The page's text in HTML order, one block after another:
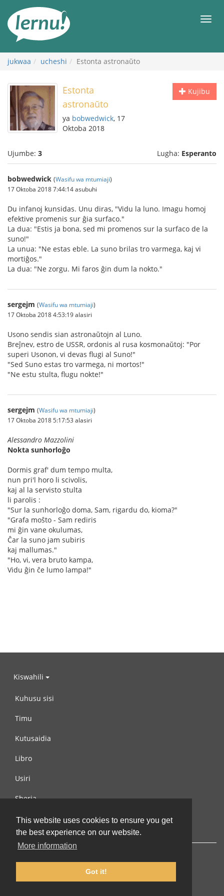
This website uses cookies to ensure you get
the best experience on our website.
More information
Got it!
maudhui
jukwaa ucheshi Estonta astronaŭto
Kujibu
Estonta
astronaŭto
ya bobwedwick, 17
Oktoba 2018
Ujumbe: 3 Lugha: Esperanto
bobwedwick (Wasifu wa mtumiaji)
17 Oktoba 2018 7:44:14 asubuhi
Du infanoj kunsidas. Unu diras, "Vidu la luno. Imagu homoj
efektive promenis sur ĝia surfaco."
La dua: "Estis ja bona, sed mi promenos sur la surfaco de la
suno!"
La unua: "Ne estas eble. La suno brilas tro varmega, kaj vi
mortiĝos."
La dua: "Ne zorgu. Mi faros ĝin dum la nokto."
sergejm (Wasifu wa mtumiaji)
17 Oktoba 2018 4:53:19 alasiri
Usono sendis sian astronaŭtojn al Luno.
Breĵnev, estro de USSR, ordonis al rusa kosmonaŭtoj: "Por
superi Usonon, vi devas flugi al Suno!"
"Sed Suno estas tro varmega, ni mortos!"
"Ne estu stulta, flugu nokte!"
sergejm (Wasifu wa mtumiaji)
17 Oktoba 2018 5:17:53 alasiri
Alessandro Mazzolini
Nokta sunhorloĝo
Dormis graf' dum tempo multa,
nun pri'l horo li scivolis,
kaj al la servisto stulta
li parolis :
"Sur la sunhorloĝo doma, Sam, rigardu do, kioma?"
"Grafa moŝto - Sam rediris
mi ĝin vane okulumas,
Ĉar la suno jam subiris
kaj mallumas."
"Ho, vi, vera bruto kampa,
Vidu ĝin ĉe lumo lampa!"
Kiswahili
Kuhusu sisi
Timu
Kutusaidia
Libro
Usiri
Sheria
Wasiliana na si
© 2002-2026 lernu.net |Impressum